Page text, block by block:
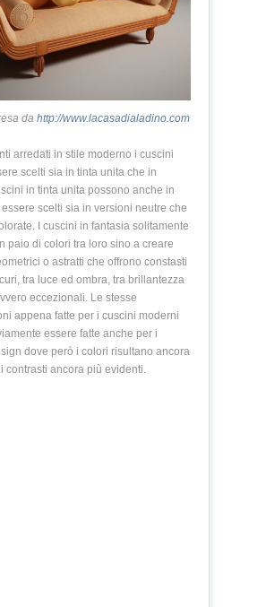
da http://www.lacasadialadino.com
arredati in stile moderno i cuscini
scelti sia in tinta unita che in
in tinta unita possono anche in
scelti sia in versioni neutre che
I cuscini in fantasia solitamente
paio di colori tra loro sino a creare
o astratti che offrono constasti
tra luce ed ombra, tra brillantezza
eccezionali. Le stesse
appena fatte per i cuscini moderni
essere fatte anche per i
dove però i colori risultano ancora
contrasti ancora più evidenti.